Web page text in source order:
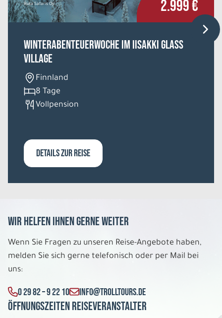
Belegung: 2
P.P. AB888 €
REISE VERBINDLICH ANFRAGEN
9 Tage
Hotels der 4 Sterne Kategorie
Doppelzimmer
P.P. AB972 €
9 Tage
Südengland und Wales
Hotels der 3 Sterne Kategorie Einzelzimmer
Ruka Safaris Oy 2.999 €
Winterabenteuerwoche im Iisakki Glass
Village
Finnland
8 Tage
Vollpension
DETAILS ZUR REISE
Wir helfen Ihnen gerne weiter
Wenn Sie Fragen zu unseren Reise-Angebote haben,
melden Sie sich gerne telefonisch oder per Mail bei
uns:
0 29 82 – 9 22 10 INFO@TROLLTOURS.DE
Öffnungszeiten Reiseveranstalter